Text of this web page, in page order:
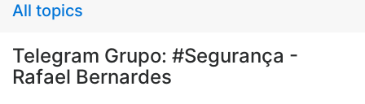
All topics
Telegram Grupo: #Segurança -
Rafael Bernardes